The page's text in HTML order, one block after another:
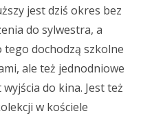
jest dziś okres bez
do sylwestra, a
tego dochodzą szkolne
ale też jednodniowe
do kina. Jest też
w kościele